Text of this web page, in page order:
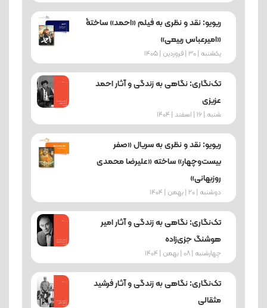
ریویو: نقد و نظری به فیلم «احمد» ساختۀ
«امیرعباس ربیعی»
یکشنبه | 30 | فروردین | 1405
تک‌نگاری: نگاهی به زندگی و آثار احمد
عزیزی
شنبه | 16 | اسفند | 1404
ریویو: نقد و نظری به سریال «صفر
بیست‌وچهار» ساخته «علیرضا محمدی
روزبهانی»
دوشنبه | 20 | بهمن | 1404
تک‌نگاری: نگاهی به زندگی و آثار امیر
هوشنگ جزی‌زاده
چهارشنبه | 08 | بهمن | 1404
تک‌نگاری: نگاهی به زندگی و آثار فرشید
مثقالی